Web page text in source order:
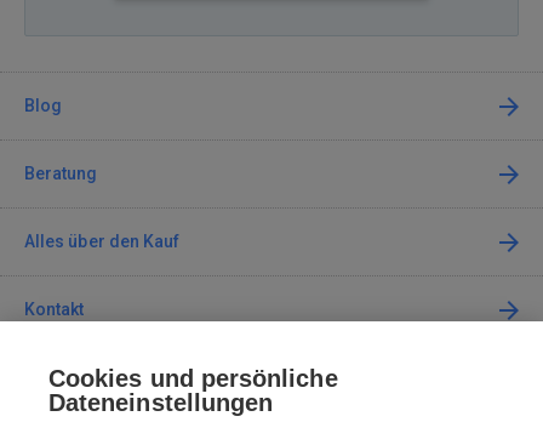
Blog
Beratung
Alles über den Kauf
Kontakt
Kontaktieren Sie uns
Cookies und persönliche
Dateneinstellungen